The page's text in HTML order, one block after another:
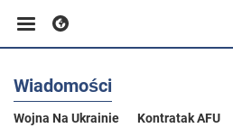
Biznes
Wiadomości
Wojna Na Ukrainie Kontratak AFU